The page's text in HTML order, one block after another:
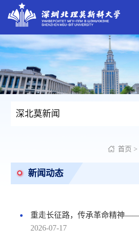
深北莫新闻
首页 >
新闻动态
2026-07-17